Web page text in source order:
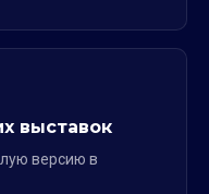
выставок
версию в